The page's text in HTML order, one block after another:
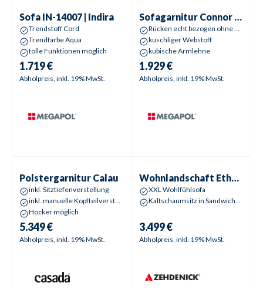
Sofa IN-14007 | Indira
Trendstoff Cord
Trendfarbe Aqua
tolle Funktionen möglich
1.719 €
Abholpreis, inkl. 19% MwSt.
Sofagarnitur Connor | Collin
Rücken echt bezogen ohne Aufpreis!
kuschliger Webstoff
kubische Armlehne
1.929 €
Abholpreis, inkl. 19% MwSt.
Polstergarnitur Calau
inkl. Sitztiefenverstellung
inkl. manuelle Kopfteilverstellungen
Hocker möglich
5.349 €
Abholpreis, inkl. 19% MwSt.
Wohnlandschaft Ethan | Elena
XXL Wohlfühlsofa
Kaltschaumsitz in Sandwichbauweise
3.499 €
Abholpreis, inkl. 19% MwSt.